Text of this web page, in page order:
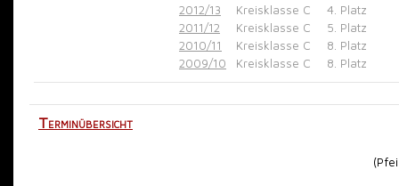
2012/13
Kreisklasse C
4. Platz
2011/12
Kreisklasse C
5. Platz
2010/11
Kreisklasse C
8. Platz
2009/10
Kreisklasse C 8. Platz
Terminübersicht
(Pfeile